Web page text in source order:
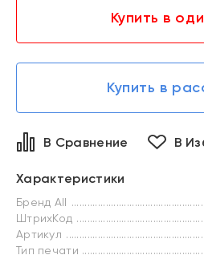
Купить в
Купить в
В Сравнение В
Характеристики
Бренд All
ШтрихКод
Артикул
Тип печати